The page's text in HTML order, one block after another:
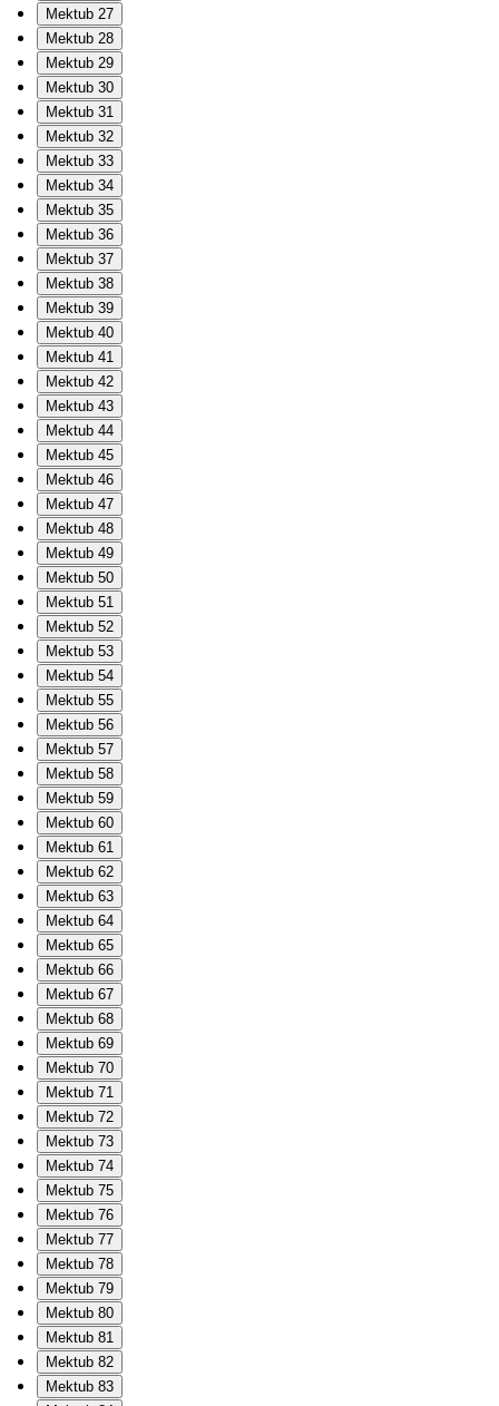
Mektub 27
Mektub 28
Mektub 29
Mektub 30
Mektub 31
Mektub 32
Mektub 33
Mektub 34
Mektub 35
Mektub 36
Mektub 37
Mektub 38
Mektub 39
Mektub 40
Mektub 41
Mektub 42
Mektub 43
Mektub 44
Mektub 45
Mektub 46
Mektub 47
Mektub 48
Mektub 49
Mektub 50
Mektub 51
Mektub 52
Mektub 53
Mektub 54
Mektub 55
Mektub 56
Mektub 57
Mektub 58
Mektub 59
Mektub 60
Mektub 61
Mektub 62
Mektub 63
Mektub 64
Mektub 65
Mektub 66
Mektub 67
Mektub 68
Mektub 69
Mektub 70
Mektub 71
Mektub 72
Mektub 73
Mektub 74
Mektub 75
Mektub 76
Mektub 77
Mektub 78
Mektub 79
Mektub 80
Mektub 81
Mektub 82
Mektub 83